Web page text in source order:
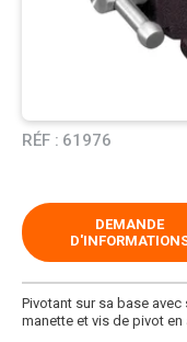
RÉF : 61976
Pivotant sur sa base
manette et vis de pivot en
DEMANDE